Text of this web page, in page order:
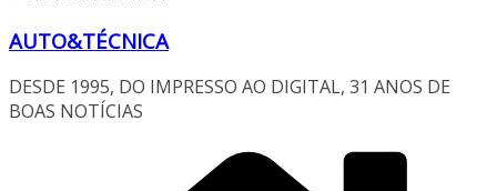
AUTO&TÉCNICA
DESDE 1995, DO IMPRESSO AO DIGITAL, 31 ANOS DE
BOAS NOTÍCIAS